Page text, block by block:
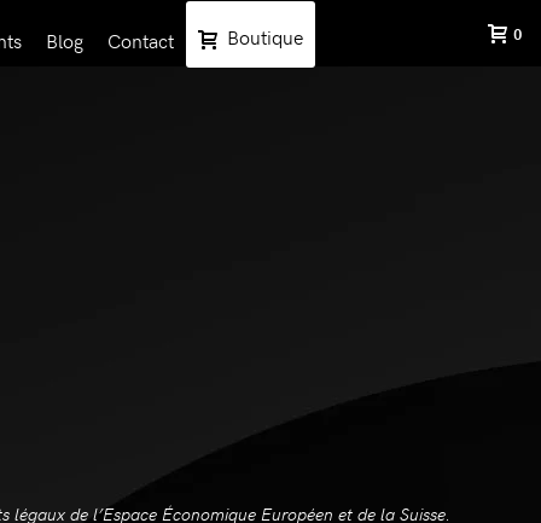
Blog Contact Boutique 0
de l’Espace Économique Européen et de la Suisse.